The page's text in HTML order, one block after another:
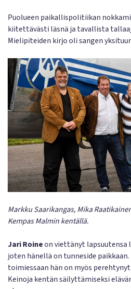
Puolueen paikallispolitiikan
kiitettävästi läsnä ja tavallista
Mielipiteiden kirjo oli sangen
Markku Saarikangas, Mika
Kempas Malmin kentällä.
Jari Roineon viettänyt lapsuutensa
joten hänellä on tunneside
toimiessaan hän on myös
Keinoja kentän säilyttämiseksi